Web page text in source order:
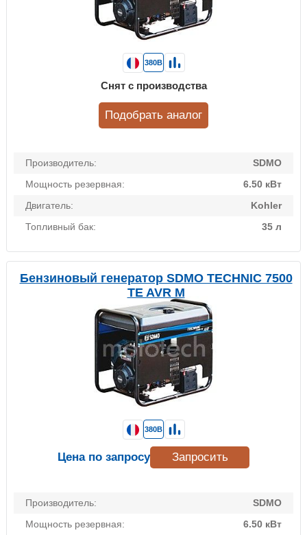
Производитель:
SDMO
Мощность резервная:
6.50 кВт
Двигатель:
Kohler
Топливный бак:
35 л
380В
Снят с производства
Подобрать аналог
Бензиновый генератор SDMO TECHNIC 7500
TE AVR M
Производитель:
SDMO
Мощность резервная:
6.50 кВт
380В
Цена по запросу Запросить